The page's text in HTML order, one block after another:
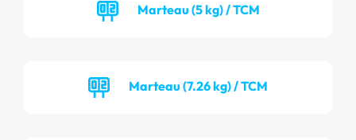
Marteau (5 kg) / TCM
Marteau (7.26 kg) / TCM